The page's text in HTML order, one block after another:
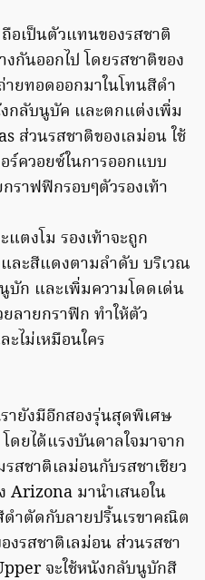
ถือเป็นตัวแทนของรสชาติ
กันออกไป โดยรสชาติของ
ายทอดออกมาในโทนสีดำ
กลับนูบัค และตกแต่งเพิ่ม
ส่วนรสชาติของเลม่อน ใช้
ควอยซ์ในการออกแบบ
าฟฟิกรอบๆตัวรองเท้า
ตงโม รองเท้าจะถูก
ละสีแดงตามลำดับ บริเวณ
ก และเพิ่มความโดดเด่น
ลายกราฟิก ทำให้ตัว
ไม่เหมือนใคร
ายังมีอีกสองรุ่นสุดพิเศษ
ยได้แรงบันดาลใจมาจาก
สชาติเลม่อนกับรสชาเชียว
Arizona มานำเสนอใน
ดำตัดกับลายปริ้นเรขาคณิต
รสชาติเลม่อน ส่วนรสชา
จะใช้หนังกลับนูบักสี